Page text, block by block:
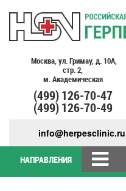
Москва, ул. Гримау, д. 10А,
стр. 2,
м. Академическая
(499)126-70-47
(499)126-70-49
info@herpesclinic.ru
НАПРАВЛЕНИЯ